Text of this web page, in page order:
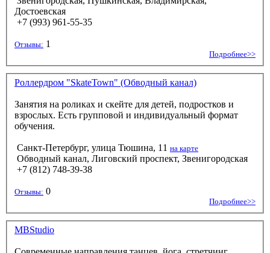
Достоевская
+7 (993) 961-55-35
Отзывы: 1
Подробнее>>
Роллердром "SkateTown" (Обводный канал)
Занятия на роликах и скейте для детей, подростков и
взрослых. Есть групповой и индивидуальный формат
обучения.
Санкт-Петербург, улица Тюшина, 11 на карте
Обводный канал, Лиговский проспект, Звенигородская
+7 (812) 748-39-38
Отзывы: 0
Подробнее>>
MBStudio